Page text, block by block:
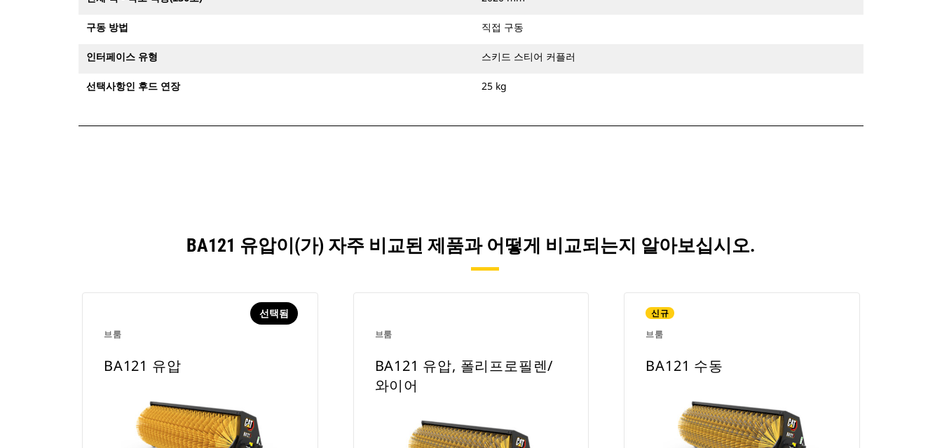
구동 방법 직접 구동
인터페이스 유형 스키드 스티어 커플러
선택사항인 후드 연장 25 kg
BA121 유압이(가) 자주 비교된 제품과 어떻게 비교되는지 알아보십시오.
브룸
선택됨
BA121 유압
브룸
BA121 유압, 폴리프로필렌/
와이어
신규
브룸
BA121 수동